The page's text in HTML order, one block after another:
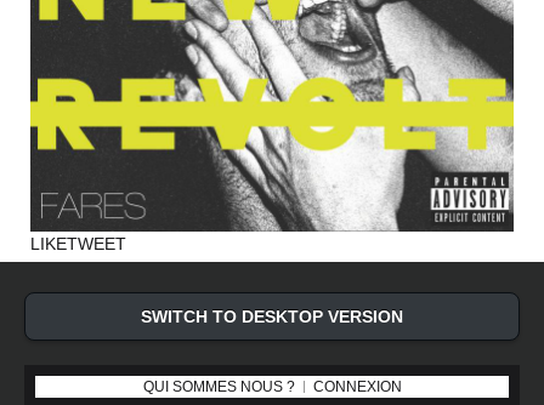
LIKETWEET
SWITCH TO DESKTOP VERSION
QUI SOMMES NOUS ? CONNEXION